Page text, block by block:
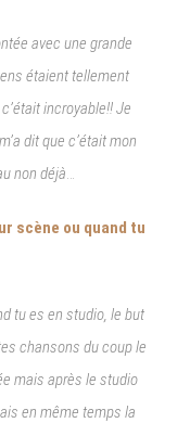
avec une grande
étaient tellement
incroyable!! Je
dit que c’était mon
non déjà…
scène ou quand tu
tu es en studio, le but
chansons du coup le
mais après le studio
en même temps la